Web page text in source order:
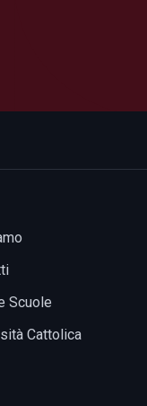
Scuole
Cattolica